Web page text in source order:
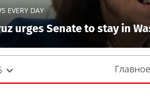
EVERY DAY
urges Senate to stay in
Главное